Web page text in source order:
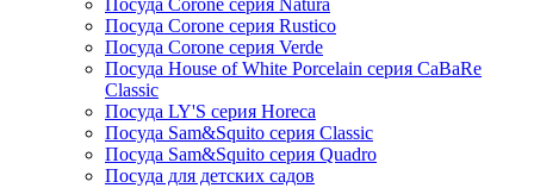
Посуда Corone серия Natura
Посуда Corone серия Rustico
Посуда Corone серия Verde
Посуда House of White Porcelain серия CaBaRe
Classic
Посуда LY'S серия Horeca
Посуда Sam&Squito серия Classic
Посуда Sam&Squito серия Quadro
Посуда для детских садов